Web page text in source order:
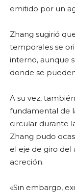
emitido por un
Zhang sugirió
temporales se
interno, aunque
donde se
A su vez,
fundamental de
circular durante
Zhang pudo
el eje de giro del
acreción.
«Sin embargo,